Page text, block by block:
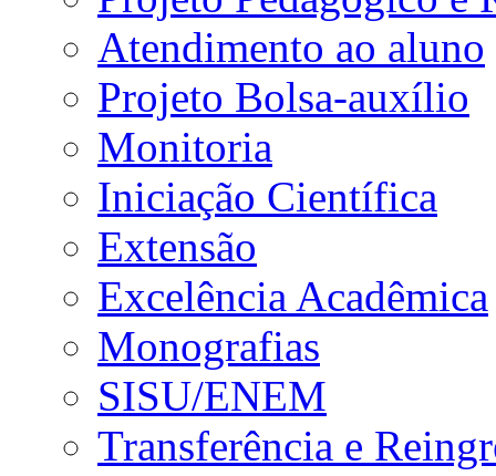
Atendimento ao aluno
Projeto Bolsa-auxílio
Monitoria
Iniciação Científica
Extensão
Excelência Acadêmica
Monografias
SISU/ENEM
Transferência e